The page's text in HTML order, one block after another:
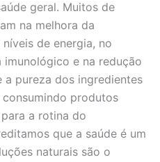
geral. Muitos de
na melhora da
de energia, no
e na redução
a pureza dos ingredientes
produtos
a rotina do
que a saúde é um
naturais são o